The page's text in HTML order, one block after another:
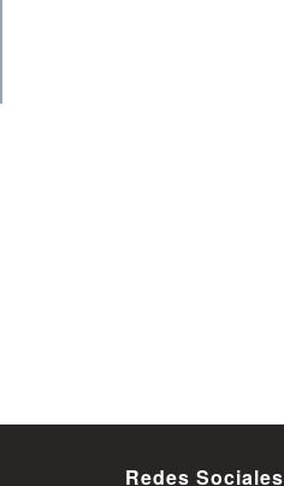
Redes Sociales